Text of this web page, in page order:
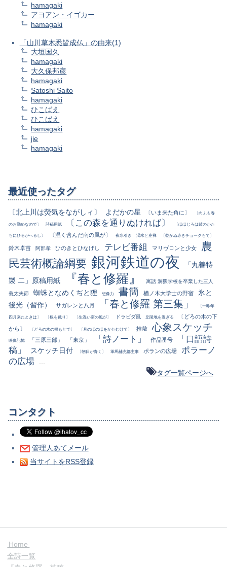
hamagaki
アヨアン・イゴカー
hamagaki
「山川草木悉皆成仏」の由来(1)
大垣国久
hamagaki
大久保邦彦
hamagaki
Satoshi Saito
hamagaki
ひこばえ
ひこばえ
hamagaki
jie
hamagaki
最近使ったタグ
〔北上川は熒気をながしィ〕 よだかの星 〔いま来た角に〕 〔向ふも春
のお勤めなので〕 詩稿用紙 〔この森を通りぬければ〕 〔ほほじろは鼓のかた
ちにひるがへるし〕 〔温く含んだ南の風が〕 夜水引き 渇水と座禅 〔乾かぬ赤きチョークもて〕
鈴木卓苗 阿部孝 ひのきとひなげし テレビ番組 マリヴロンと少女
農
民芸術概論綱要 銀河鉄道の夜
「丸善特
製 二」原稿用紙
『春と修羅』 寓話 洞熊学校を卒業した三人
義太夫節 蜘蛛となめくぢと狸 想像力 書簡 楢ノ木大学士の野宿
氷と
後光（習作）
サガレンと八月 「春と修羅 第三集」 〔一昨年
四月来たときは〕 〔根を截り〕 〔生温い南の風が〕 ドラビダ風 丘陵地を過ぎる
〔どろの木の下
から〕
〔どろの木の根もとで〕 〔月のほのほをかたむけて〕 推敲 心象スケッチ
映像記憶 「三原三部」 「東京」 「詩ノート」 作品番号
「口語詩
稿」
スケッチ日付 〔朝日が青く〕 軍馬補充部主事 ポランの広場
ポラーノ
の広場
タグ一覧ページへ
コンタクト
管理人あてメール
当サイトをRSS登録
Home
全詩一覧